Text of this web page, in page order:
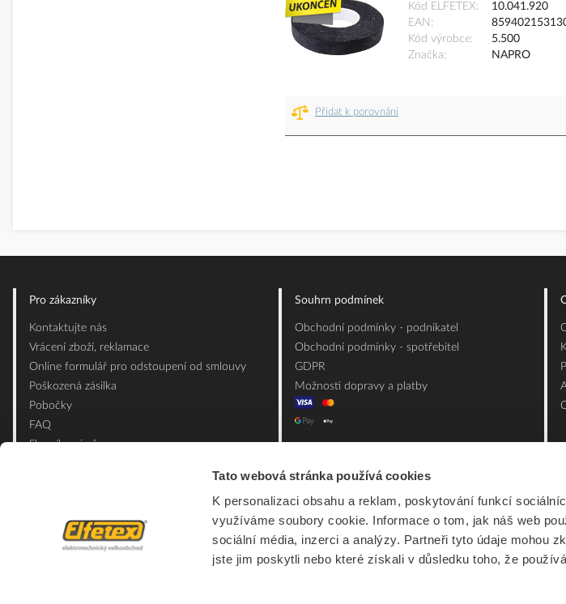
Tato webová stránka používá cookies
K personalizaci obsahu a reklam, poskytování funkcí
využíváme soubory cookie. Informace o tom, jak náš web
sociální média, inzerci a analýzy. Partneři tyto údaje mohou
jste jim poskytli nebo které získali v důsledku toho, že
Kód ELFETEX
10.041.920
EAN
Kód výrobce
5.500
Značka
NAPRO
Přidat k porovnání
Pro zákazníky
Kontaktujte nás
Vrácení zboží, reklamace
Online formulář pro odstoupení od smlouvy
Poškozená zásilka
Pobočky
FAQ
Slovník pojmů
Souhrn podmínek
Obchodní podmínky - podnikatel
Obchodní podmínky - spotřebitel
GDPR
Možnosti dopravy a platby